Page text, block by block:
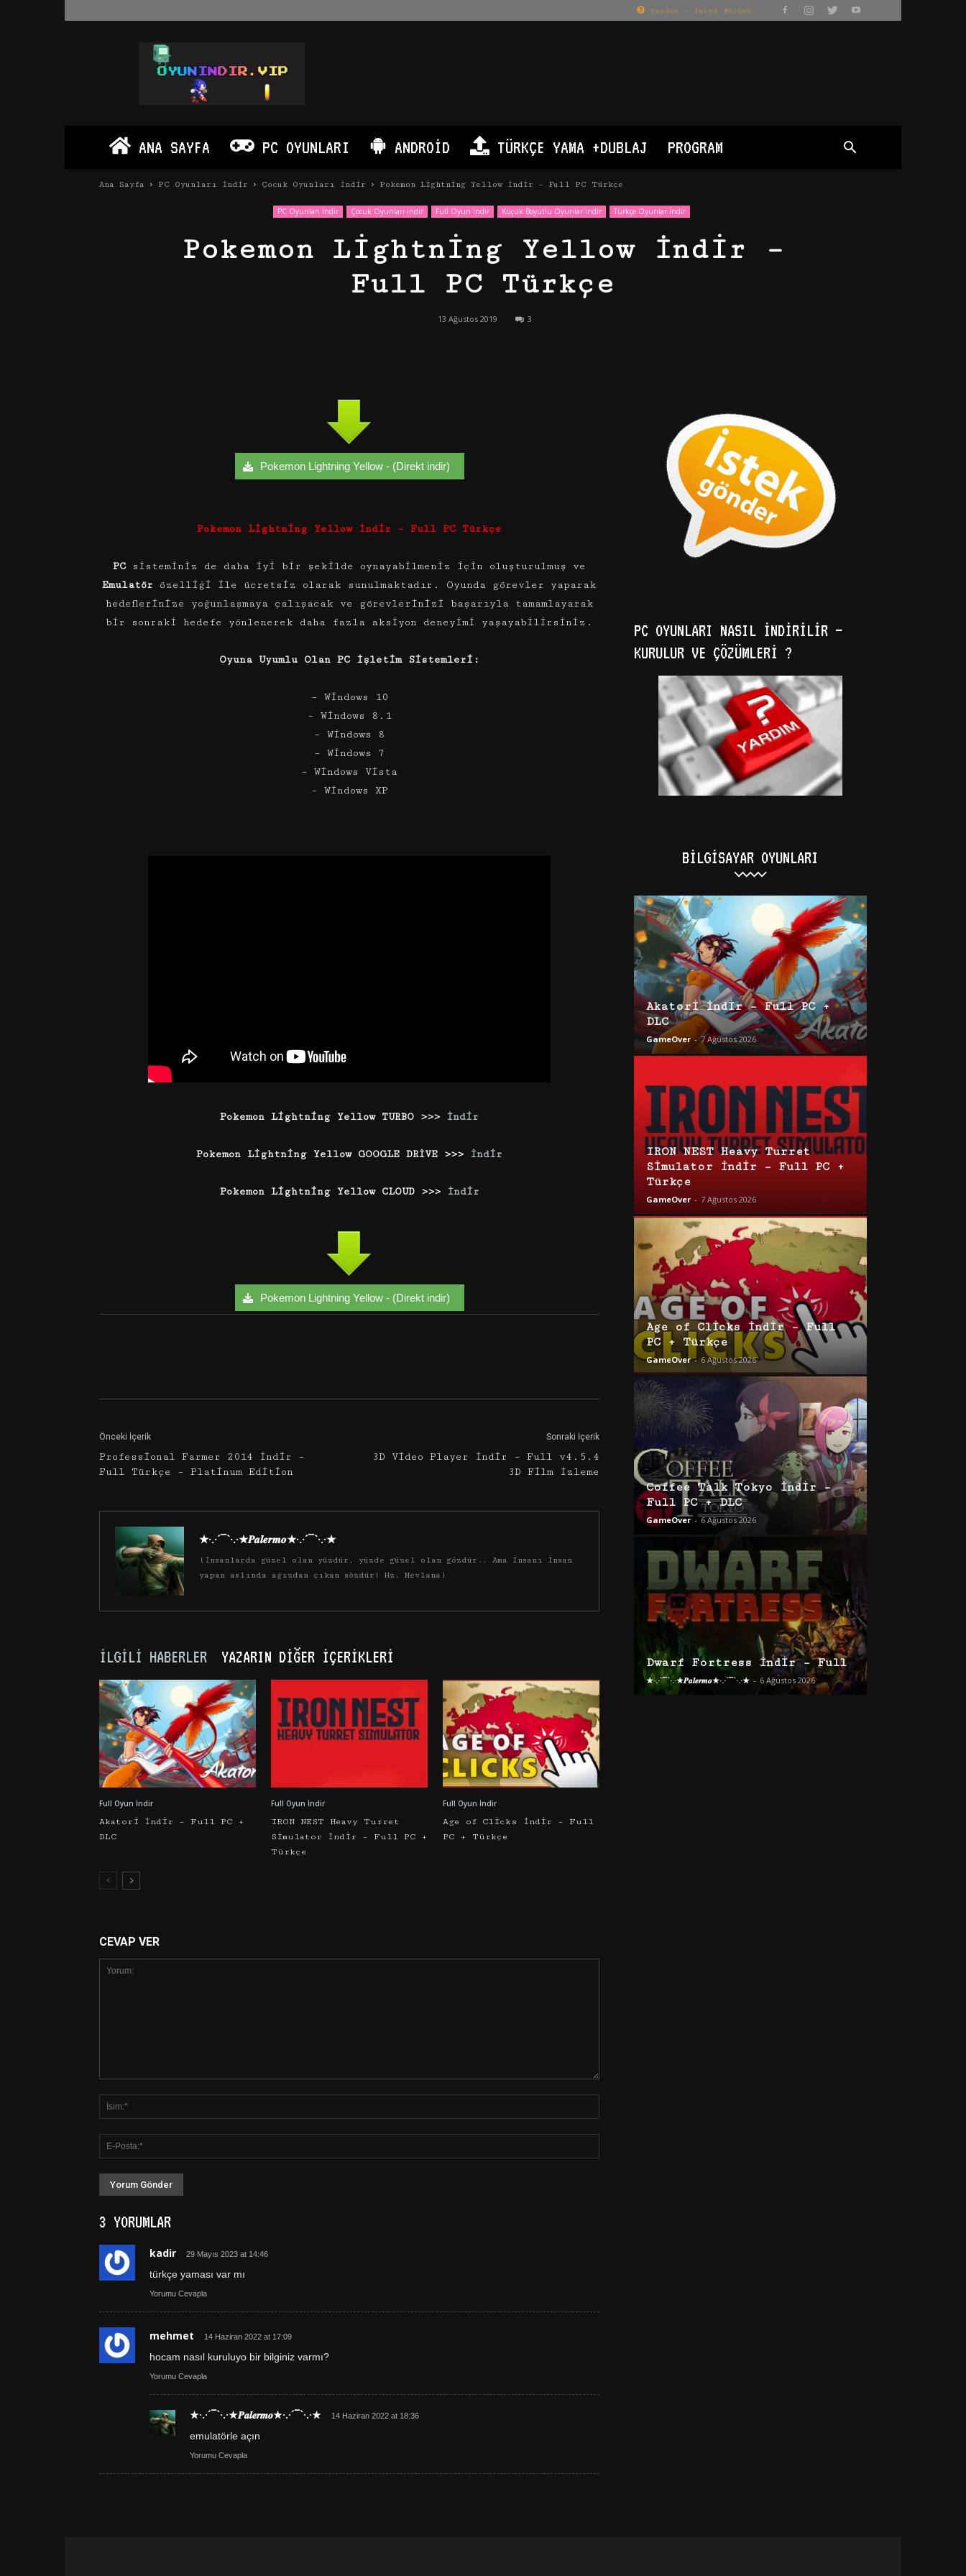
Yardım – İstek Bölümü
Oyun
İndir
PC
Android
ANA SAYFA PC OYUNLARI ANDROID TÜRKÇE YAMA +DUBLAJ PROGRAM
Ana Sayfa PC Oyunları İndir Çocuk Oyunları İndir Pokemon Lightning Yellow İndir – Full PC Türkçe
PC Oyunları İndir Çocuk Oyunları İndir Full Oyun İndir Küçük Boyutlu Oyunlar İndir Türkçe Oyunlar İndir
Pokemon Lightning Yellow İndir –
Full PC Türkçe
13 Ağustos 2019 3
Pokemon Lightning Yellow - (Direkt indir)
Pokemon Lightning Yellow İndir – Full PC Türkçe
PCsisteminiz de daha iyi bir şekilde oynayabilmeniz için oluşturulmuş ve
Emulatör özelliği ile ücretsiz olarak sunulmaktadır. Oyunda görevler yaparak
hedeflerinize yoğunlaşmaya çalışacak ve görevlerinizi başarıyla tamamlayarak
bir sonraki hedefe yönlenerek daha fazla aksiyon deneyimi yaşayabilirsiniz.
Oyuna Uyumlu Olan PC İşletim Sistemleri:
– Windows 10
– Windows 8.1
– Windows 8
– Windows 7
– Windows Vista
– Windows XP
Pokemon Lightning Yellow TURBO >>> İndir
Pokemon Lightning Yellow GOOGLE DRİVE >>> İndir
Pokemon Lightning Yellow CLOUD >>> İndir
Pokemon Lightning Yellow - (Direkt indir)
Önceki İçerik
Professional Farmer 2014 İndir –
Full Türkçe – Platinum Edition
Sonraki İçerik
3D Video Player İndir – Full v4.5.4
3D Film İzleme
★·.·´¯`·.·★𝑷𝒂𝒍𝒆𝒓𝒎𝒐★·.·´¯`·.·★
(İnsanlarda güzel olan yüzdür, yüzde güzel olan gözdür.. Ama insanı insan
yapan aslında ağızdan çıkan sözdür! Hz. Mevlana)
İLGILI HABERLER YAZARIN DIĞER İÇERIKLERI
Full Oyun İndir
Akatori İndir – Full PC +
DLC
Full Oyun İndir
IRON NEST Heavy Turret
Simulator İndir – Full PC +
Türkçe
Full Oyun İndir
Age of Clicks İndir – Full
PC + Türkçe
CEVAP VER
3 YORUMLAR
kadir 29 Mayıs 2023 at 14:46
türkçe yaması var mı
Yorumu Cevapla
mehmet 14 Haziran 2022 at 17:09
hocam nasıl kuruluyo bir bilginiz varmı?
Yorumu Cevapla
★·.·´¯`·.·★𝑷𝒂𝒍𝒆𝒓𝒎𝒐★·.·´¯`·.·★ 14 Haziran 2022 at 18:36
emulatörle açın
Yorumu Cevapla
PC OYUNLARI NASIL İNDIRILIR –
KURULUR VE ÇÖZÜMLERI ?
BILGISAYAR OYUNLARI
Akatori İndir – Full PC +
DLC
GameOver - 7 Ağustos 2026
IRON NEST Heavy Turret
Simulator İndir – Full PC +
Türkçe
GameOver - 7 Ağustos 2026
Age of Clicks İndir – Full
PC + Türkçe
GameOver - 6 Ağustos 2026
Coffee Talk Tokyo İndir –
Full PC + DLC
GameOver - 6 Ağustos 2026
Dwarf Fortress İndir – Full
★·.·´¯`·.·★𝑷𝒂𝒍𝒆𝒓𝒎𝒐★·.·´¯`·.·★ - 6 Ağustos 2026